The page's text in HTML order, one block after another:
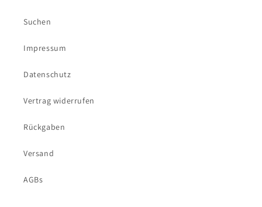
Suchen
Impressum
Datenschutz
Vertrag widerrufen
Rückgaben
Versand
AGBs